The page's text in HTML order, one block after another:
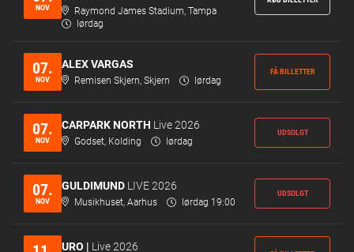
NOV
Raymond James Stadium, Tampa
lørdag
07.
NOV
ALEX VARGAS
Remisen Skjern, Skjern lørdag
FÅ BILLETTER
07.
NOV
CARPARK NORTH Live 2026
Godset, Kolding lørdag
UDSOLGT
07.
NOV
GULDIMUND LIVE 2026
Musikhuset, Aarhus lørdag 19:00
UDSOLGT
URO | Live 2026